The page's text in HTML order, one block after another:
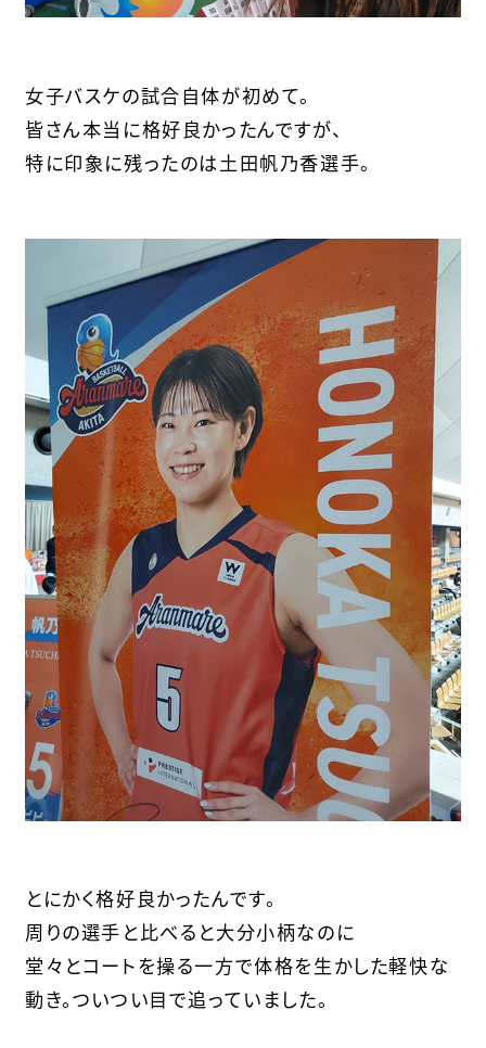
女子バスケの試合自体が初めて。
皆さん本当に格好良かったんですが、
特に印象に残ったのは土田帆乃香選手。
とにかく格好良かったんです。
周りの選手と比べると大分小柄なのに
堂々とコートを操る一方で体格を生かした軽快な
動き。ついつい目で追っていました。